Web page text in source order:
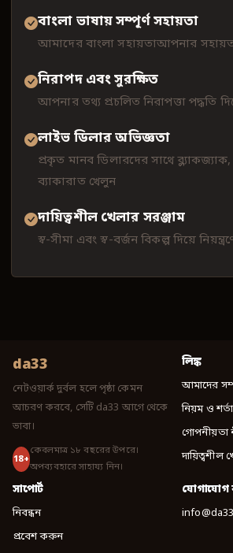
বাংলা ভাষায় সম্পূর্ণ সহায়তা
আমাদের বাংলা সহায়তাআপনার
নিরাপদ এবং সুরক্ষিত
আপনার তথ্য প্রচলিত নিরাপত্তা পদ্ধতি
লাইভ ডিলার অভিজ্ঞতা
প্রকৃত মানব ডিলারদের সাথে
ব্যাকারাত খেলুন
দায়িত্বশীল খেলার সরঞ্জাম
স্ব-সীমা এবং স্ব-বর্জন বিকল্প দিয়ে
da33
নেটওয়ার্ক দুর্বল হলে পৃষ্ঠা কেমন
আচরণ করবে, সেটি da33 আগে থেকে
ভাবা।
18+
কেবলমাত্র ১৮ বছরের উপরে।
অপব্যবহারে সাহায্য নিন।
লিঙ্ক
আমাদের
নিয়ম ও
গোপনীয়তা
দায়িত্বশীল
সাপোর্ট
নিবন্ধন
প্রবেশ করুন